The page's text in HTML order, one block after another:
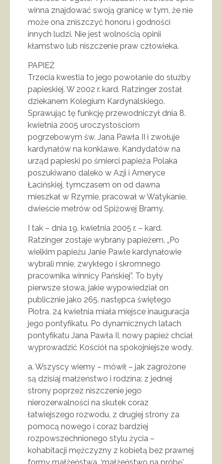
winna znajdować swoją granicę w tym, że nie
może ona zniszczyć honoru i godności
innych ludzi. Nie jest wolnością opinii
kłamstwo lub niszczenie praw człowieka.
PAPIEŻ
Trzecia kwestia to jego powołanie do służby
papieskiej. W 2002 r. kard. Ratzinger został
dziekanem Kolegium Kardynalskiego.
Sprawując tę funkcję przewodniczył dnia 8.
kwietnia 2005 uroczystościom
pogrzebowym św. Jana Pawła II i zwołuje
kardynałów na konklawe. Kandydatów na
urząd papieski po śmierci papieża Polaka
poszukiwano daleko w Azji i Ameryce
Łacińskiej, tymczasem on od dawna
mieszkał w Rzymie, pracował w Watykanie,
dwieście metrów od Spiżowej Bramy.
I tak – dnia 19. kwietnia 2005 r. – kard.
Ratzinger zostaje wybrany papieżem. „Po
wielkim papieżu Janie Pawle kardynałowie
wybrali mnie, zwykłego i skromnego
pracownika winnicy Pańskiej”. To były
pierwsze słowa, jakie wypowiedział on
publicznie jako 265. następca świętego
Piotra. 24 kwietnia miała miejsce inauguracja
jego pontyfikatu. Po dynamicznych latach
pontyfikatu Jana Pawła II, nowy papież chciał
wyprowadzić Kościół na spokojniejsze wody.
a. Wszyscy wiemy – mówił – jak zagrożone
są dzisiaj małżeństwo i rodzina: z jednej
strony poprzez niszczenie jego
nierozerwalności na skutek coraz
łatwiejszego rozwodu, z drugiej strony za
pomocą nowego i coraz bardziej
rozpowszechnionego stylu życia –
kohabitacji mężczyzny z kobietą bez prawnej
formy małżeństwa, ‘małżeństwo na próbę’,